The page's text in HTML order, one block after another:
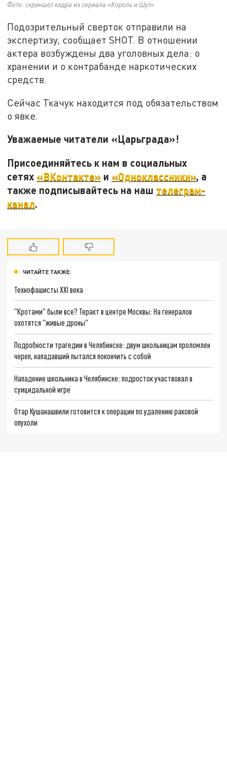
Фото: скриншот кадра из сериала «Король и Шут»
Подозрительный сверток отправили на
экспертизу, сообщает SHOT. В отношении
актера возбуждены два уголовных дела: о
хранении и о контрабанде наркотических
средств.
Сейчас Ткачук находится под обязательством
о явке.
Уважаемые читатели «Царьграда»!
Присоединяйтесь к нам в социальных
сетях «ВКонтакте» и «Одноклассники», а
также подписывайтесь на наш телеграм-
канал.
ЧИТАЙТЕ ТАКЖЕ:
Технофашисты XXI века
"Кротами" были все? Теракт в центре Москвы: На генералов
охотятся "живые дроны"
Подробности трагедии в Челябинске: двум школьницам проломлен
череп, нападавший пытался покончить с собой
Нападение школьника в Челябинске: подросток участвовал в
суицидальной игре
Отар Кушанашвили готовится к операции по удалению раковой
опухоли